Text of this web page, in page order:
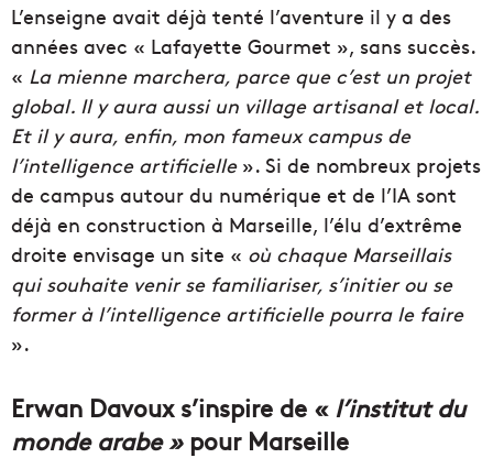
L’enseigne avait déjà tenté l’aventure il y a des
années avec « Lafayette Gourmet », sans succès.
« La mienne marchera, parce que c’est un projet
global. Il y aura aussi un village artisanal et local.
Et il y aura, enfin, mon fameux campus de
l’intelligence artificielle». Si de nombreux projets
de campus autour du numérique et de l’IA sont
déjà en construction à Marseille, l’élu d’extrême
droite envisage un site « où chaque Marseillais
qui souhaite venir se familiariser, s’initier ou se
former à l’intelligence artificielle pourra le faire
».
Erwan Davoux s’inspire de « l’institut du
monde arabe » pour Marseille